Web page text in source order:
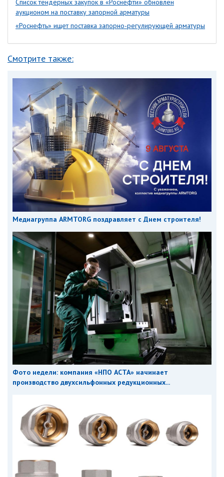
Список тендерных закупок в «Роснефти» обновлен
аукционом на поставку запорной арматуры
«Роснефть» ищет поставка запорно-регулирующей арматуры
Смотрите также:
Медиагруппа ARMTORG поздравляет с Днем строителя!
Фото недели: компания «НПО АСТА» начинает
производство двухсильфонных редукционных...